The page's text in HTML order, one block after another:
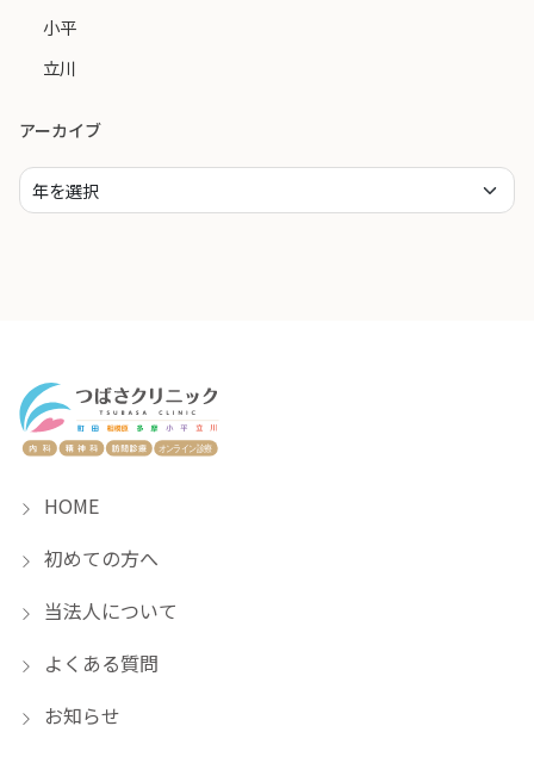
小平
立川
アーカイブ
HOME
初めての方へ
当法人について
よくある質問
お知らせ